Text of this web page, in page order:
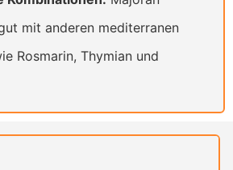
mit anderen mediterranen
Rosmarin, Thymian und